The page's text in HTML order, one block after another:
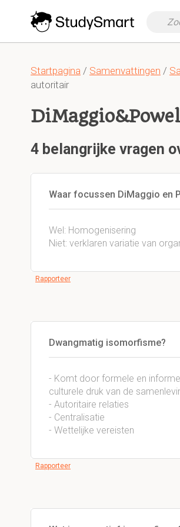
Startpagina / Samenvattingen /
autoritair
4 belangrijke vragen
Waar focussen DiMaggio en
Wel: Homogenisering
Niet: verklaren variatie van
Rapporteer
Dwangmatig isomorfisme?
- Komt door formele en
culturele druk van de
- Autoritaire relaties
- Centralisatie
- Wettelijke vereisten
Rapporteer